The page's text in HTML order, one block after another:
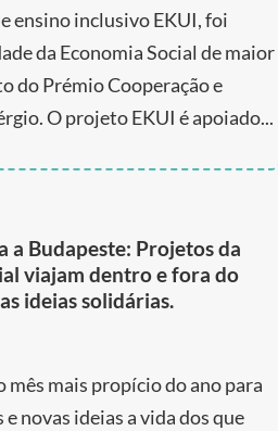
ensino inclusivo EKUI, foi
da Economia Social de maior
do Prémio Cooperação e
O projeto EKUI é apoiado...
a Budapeste: Projetos da
viajam dentro e fora do
ideias solidárias.
mês mais propício do ano para
novas ideias a vida dos que